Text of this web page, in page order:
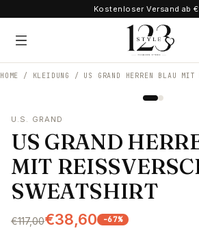
Kostenloser Versand ab
HOME / KLEIDUNG / US GRAND HERREN BLAU MIT
U.S. GRAND
US GRAND
MIT
SWEATSHIRT
€117,00€38,60 -67%